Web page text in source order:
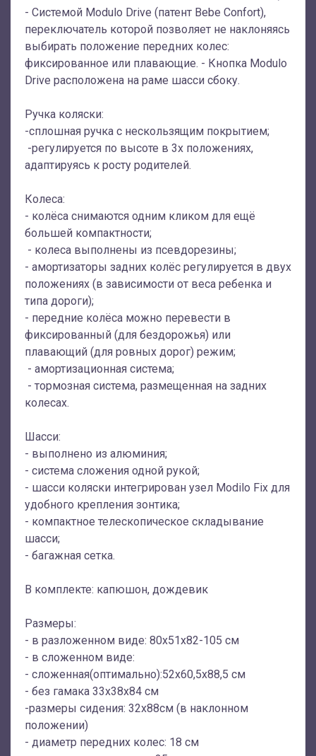
- Системой Modulo Drive (патент Bebe Confort),
переключатель которой позволяет не наклоняясь
выбирать положение передних колес:
фиксированное или плавающие. - Кнопка Modulo
Drive расположена на раме шасси сбоку.
Ручка коляски:
-сплошная ручка с нескользящим покрытием;
-регулируется по высоте в 3х положениях,
адаптируясь к росту родителей.
Колеса:
- колёса снимаются одним кликом для ещё
большей компактности;
- колеса выполнены из псевдорезины;
- амортизаторы задних колёс регулируется в двух
положениях (в зависимости от веса ребенка и
типа дороги);
- передние колёса можно перевести в
фиксированный (для бездорожья) или
плавающий (для ровных дорог) режим;
- амортизационная система;
- тормозная система, размещенная на задних
колесах.
Шасси:
- выполнено из алюминия;
- система сложения одной рукой;
- шасси коляски интегрирован узел Modilo Fix для
удобного крепления зонтика;
- компактное телескопическое складывание
шасси;
- багажная сетка.
В комплекте: капюшон, дождевик
Размеры:
- в разложенном виде: 80х51х82-105 см
- в сложенном виде:
- сложенная(оптимально):52х60,5х88,5 см
- без гамака 33x38x84 см
-размеры сидения: 32х88см (в наклонном
положении)
- диаметр передних колес: 18 см